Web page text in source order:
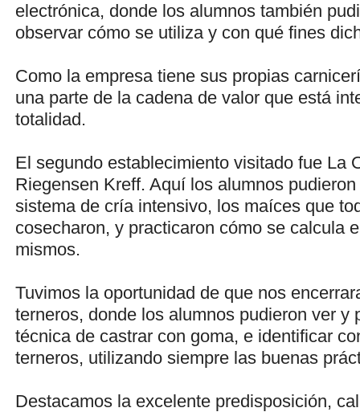
electrónica, donde los alumnos también
observar cómo se utiliza y con qué fines
Como la empresa tiene sus propias
una parte de la cadena de valor que está
totalidad.
El segundo establecimiento visitado fue La
Riegensen Kreff. Aquí los alumnos
sistema de cría intensivo, los maíces que
cosecharon, y practicaron cómo se calcula
mismos.
Tuvimos la oportunidad de que nos
terneros, donde los alumnos pudieron ver y
técnica de castrar con goma, e identificar
terneros, utilizando siempre las buenas
Destacamos la excelente predisposición,